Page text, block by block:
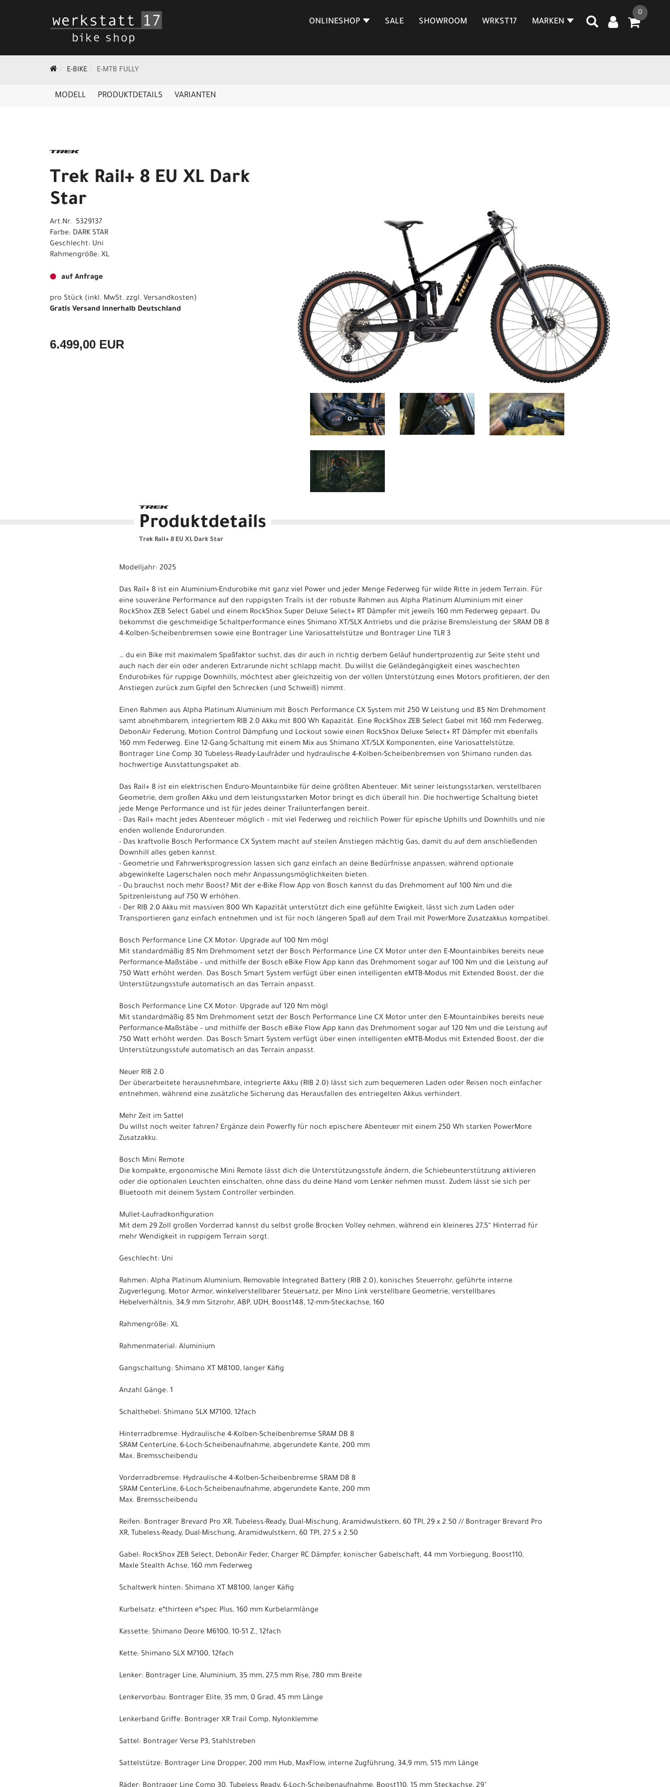
0
ONLINESHOP SALE SHOWROOM WRKST17 MARKEN
E-BIKE E-MTB FULLY
MODELL PRODUKTDETAILS VARIANTEN
Trek Rail+ 8 EU XL Dark
Star
Art.Nr. 5329137
Farbe: DARK STAR
Geschlecht: Uni
Rahmengröße: XL
auf Anfrage
pro Stück (inkl. MwSt. zzgl. Versandkosten)
Gratis Versand innerhalb Deutschland
6.499,00 EUR
Produktdetails
Trek Rail+ 8 EU XL Dark Star
Modelljahr: 2025
Das Rail+ 8 ist ein Aluminium-Endurobike mit ganz viel Power und jeder Menge Federweg für wilde Ritte in jedem Terrain. Für
eine souveräne Performance auf den ruppigsten Trails ist der robuste Rahmen aus Alpha Platinum Aluminium mit einer
RockShox ZEB Select Gabel und einem RockShox Super Deluxe Select+ RT Dämpfer mit jeweils 160 mm Federweg gepaart. Du
bekommst die geschmeidige Schaltperformance eines Shimano XT/SLX Antriebs und die präzise Bremsleistung der SRAM DB 8
4-Kolben-Scheibenbremsen sowie eine Bontrager Line Variosattelstütze und Bontrager Line TLR 3
… du ein Bike mit maximalem Spaßfaktor suchst, das dir auch in richtig derbem Geläuf hundertprozentig zur Seite steht und
auch nach der ein oder anderen Extrarunde nicht schlapp macht. Du willst die Geländegängigkeit eines waschechten
Endurobikes für ruppige Downhills, möchtest aber gleichzeitig von der vollen Unterstützung eines Motors profitieren, der den
Anstiegen zurück zum Gipfel den Schrecken (und Schweiß) nimmt.
Einen Rahmen aus Alpha Platinum Aluminium mit Bosch Performance CX System mit 250 W Leistung und 85 Nm Drehmoment
samt abnehmbarem, integriertem RIB 2.0 Akku mit 800 Wh Kapazität. Eine RockShox ZEB Select Gabel mit 160 mm Federweg,
DebonAir Federung, Motion Control Dämpfung und Lockout sowie einen RockShox Deluxe Select+ RT Dämpfer mit ebenfalls
160 mm Federweg. Eine 12-Gang-Schaltung mit einem Mix aus Shimano XT/SLX Komponenten, eine Variosattelstütze,
Bontrager Line Comp 30 Tubeless-Ready-Laufräder und hydraulische 4-Kolben-Scheibenbremsen von Shimano runden das
hochwertige Ausstattungspaket ab.
Das Rail+ 8 ist ein elektrischen Enduro-Mountainbike für deine größten Abenteuer. Mit seiner leistungsstarken, verstellbaren
Geometrie, dem großen Akku und dem leistungsstarken Motor bringt es dich überall hin. Die hochwertige Schaltung bietet
jede Menge Performance und ist für jedes deiner Trailunterfangen bereit.
- Das Rail+ macht jedes Abenteuer möglich – mit viel Federweg und reichlich Power für epische Uphills und Downhills und nie
enden wollende Endurorunden.
- Das kraftvolle Bosch Performance CX System macht auf steilen Anstiegen mächtig Gas, damit du auf dem anschließenden
Downhill alles geben kannst.
- Geometrie und Fahrwerksprogression lassen sich ganz einfach an deine Bedürfnisse anpassen, während optionale
abgewinkelte Lagerschalen noch mehr Anpassungsmöglichkeiten bieten.
- Du brauchst noch mehr Boost? Mit der e-Bike Flow App von Bosch kannst du das Drehmoment auf 100 Nm und die
Spitzenleistung auf 750 W erhöhen.
- Der RIB 2.0 Akku mit massiven 800 Wh Kapazität unterstützt dich eine gefühlte Ewigkeit, lässt sich zum Laden oder
Transportieren ganz einfach entnehmen und ist für noch längeren Spaß auf dem Trail mit PowerMore Zusatzakkus kompatibel.
Bosch Performance Line CX Motor: Upgrade auf 100 Nm mögl
Mit standardmäßig 85 Nm Drehmoment setzt der Bosch Performance Line CX Motor unter den E-Mountainbikes bereits neue
Performance-Maßstäbe – und mithilfe der Bosch eBike Flow App kann das Drehmoment sogar auf 100 Nm und die Leistung auf
750 Watt erhöht werden. Das Bosch Smart System verfügt über einen intelligenten eMTB-Modus mit Extended Boost, der die
Unterstützungsstufe automatisch an das Terrain anpasst.
Bosch Performance Line CX Motor: Upgrade auf 120 Nm mögl
Mit standardmäßig 85 Nm Drehmoment setzt der Bosch Performance Line CX Motor unter den E-Mountainbikes bereits neue
Performance-Maßstäbe – und mithilfe der Bosch eBike Flow App kann das Drehmoment sogar auf 120 Nm und die Leistung auf
750 Watt erhöht werden. Das Bosch Smart System verfügt über einen intelligenten eMTB-Modus mit Extended Boost, der die
Unterstützungsstufe automatisch an das Terrain anpasst.
Neuer RIB 2.0
Der überarbeitete herausnehmbare, integrierte Akku (RIB 2.0) lässt sich zum bequemeren Laden oder Reisen noch einfacher
entnehmen, während eine zusätzliche Sicherung das Herausfallen des entriegelten Akkus verhindert.
Mehr Zeit im Sattel
Du willst noch weiter fahren? Ergänze dein Powerfly für noch epischere Abenteuer mit einem 250 Wh starken PowerMore
Zusatzakku.
Bosch Mini Remote
Die kompakte, ergonomische Mini Remote lässt dich die Unterstützungsstufe ändern, die Schiebeunterstützung aktivieren
oder die optionalen Leuchten einschalten, ohne dass du deine Hand vom Lenker nehmen musst. Zudem lässt sie sich per
Bluetooth mit deinem System Controller verbinden.
Mullet-Laufradkonfiguration
Mit dem 29 Zoll großen Vorderrad kannst du selbst große Brocken Volley nehmen, während ein kleineres 27,5“ Hinterrad für
mehr Wendigkeit in ruppigem Terrain sorgt.
Geschlecht: Uni
Rahmen: Alpha Platinum Aluminium, Removable Integrated Battery (RIB 2.0), konisches Steuerrohr, geführte interne
Zugverlegung, Motor Armor, winkelverstellbarer Steuersatz, per Mino Link verstellbare Geometrie, verstellbares
Hebelverhältnis, 34,9 mm Sitzrohr, ABP, UDH, Boost148, 12-mm-Steckachse, 160
Rahmengröße: XL
Rahmenmaterial: Aluminium
Gangschaltung: Shimano XT M8100, langer Käfig
Anzahl Gänge: 1
Schalthebel: Shimano SLX M7100, 12fach
Hinterradbremse: Hydraulische 4-Kolben-Scheibenbremse SRAM DB 8
SRAM CenterLine, 6-Loch-Scheibenaufnahme, abgerundete Kante, 200 mm
Max. Bremsscheibendu
Vorderradbremse: Hydraulische 4-Kolben-Scheibenbremse SRAM DB 8
SRAM CenterLine, 6-Loch-Scheibenaufnahme, abgerundete Kante, 200 mm
Max. Bremsscheibendu
Reifen: Bontrager Brevard Pro XR, Tubeless-Ready, Dual-Mischung, Aramidwulstkern, 60 TPI, 29 x 2.50 // Bontrager Brevard Pro
XR, Tubeless-Ready, Dual-Mischung, Aramidwulstkern, 60 TPI, 27.5 x 2.50
Gabel: RockShox ZEB Select, DebonAir Feder, Charger RC Dämpfer, konischer Gabelschaft, 44 mm Vorbiegung, Boost110,
Maxle Stealth Achse, 160 mm Federweg
Schaltwerk hinten: Shimano XT M8100, langer Käfig
Kurbelsatz: e*thirteen e*spec Plus, 160 mm Kurbelarmlänge
Kassette: Shimano Deore M6100, 10-51 Z., 12fach
Kette: Shimano SLX M7100, 12fach
Lenker: Bontrager Line, Aluminium, 35 mm, 27,5 mm Rise, 780 mm Breite
Lenkervorbau: Bontrager Elite, 35 mm, 0 Grad, 45 mm Länge
Lenkerband Griffe: Bontrager XR Trail Comp, Nylonklemme
Sattel: Bontrager Verse P3, Stahlstreben
Sattelstütze: Bontrager Line Dropper, 200 mm Hub, MaxFlow, interne Zugführung, 34,9 mm, 515 mm Länge